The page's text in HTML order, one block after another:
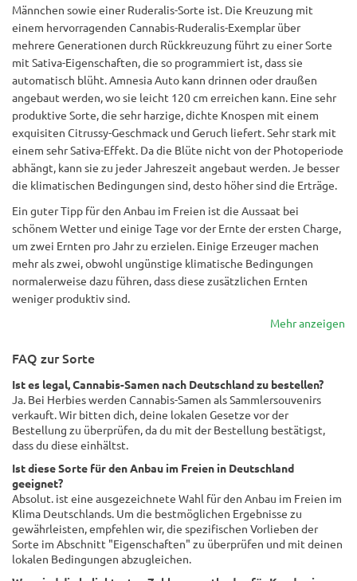
Männchen sowie einer Ruderalis-Sorte ist. Die Kreuzung mit
einem hervorragenden Cannabis-Ruderalis-Exemplar über
mehrere Generationen durch Rückkreuzung führt zu einer Sorte
mit Sativa-Eigenschaften, die so programmiert ist, dass sie
automatisch blüht. Amnesia Auto kann drinnen oder draußen
angebaut werden, wo sie leicht 120 cm erreichen kann. Eine sehr
produktive Sorte, die sehr harzige, dichte Knospen mit einem
exquisiten Citrussy-Geschmack und Geruch liefert. Sehr stark mit
einem sehr Sativa-Effekt. Da die Blüte nicht von der Photoperiode
abhängt, kann sie zu jeder Jahreszeit angebaut werden. Je besser
die klimatischen Bedingungen sind, desto höher sind die Erträge.
Ein guter Tipp für den Anbau im Freien ist die Aussaat bei
schönem Wetter und einige Tage vor der Ernte der ersten Charge,
um zwei Ernten pro Jahr zu erzielen. Einige Erzeuger machen
mehr als zwei, obwohl ungünstige klimatische Bedingungen
normalerweise dazu führen, dass diese zusätzlichen Ernten
weniger produktiv sind.
Mehr anzeigen
FAQ zur Sorte
Ist es legal, Cannabis-Samen nach Deutschland zu bestellen?
Ja. Bei Herbies werden Cannabis-Samen als Sammlersouvenirs
verkauft. Wir bitten dich, deine lokalen Gesetze vor der
Bestellung zu überprüfen, da du mit der Bestellung bestätigst,
dass du diese einhältst.
Ist diese Sorte für den Anbau im Freien in Deutschland
geeignet?
Absolut. ist eine ausgezeichnete Wahl für den Anbau im Freien im
Klima Deutschlands. Um die bestmöglichen Ergebnisse zu
gewährleisten, empfehlen wir, die spezifischen Vorlieben der
Sorte im Abschnitt "Eigenschaften" zu überprüfen und mit deinen
lokalen Bedingungen abzugleichen.